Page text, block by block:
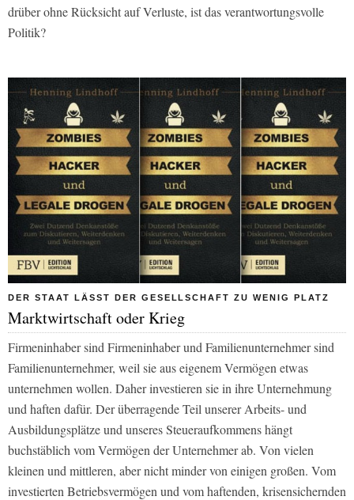
drüber ohne Rücksicht auf Verluste, ist das verantwortungsvolle
Politik?
DER STAAT LÄSST DER GESELLSCHAFT ZU WENIG PLATZ
Marktwirtschaft oder Krieg
Firmeninhaber sind Firmeninhaber und Familienunternehmer sind
Familienunternehmer, weil sie aus eigenem Vermögen etwas
unternehmen wollen. Daher investieren sie in ihre Unternehmung
und haften dafür. Der überragende Teil unserer Arbeits- und
Ausbildungsplätze und unseres Steueraufkommens hängt
buchstäblich vom Vermögen der Unternehmer ab. Von vielen
kleinen und mittleren, aber nicht minder von einigen großen. Vom
investierten Betriebsvermögen und vom haftenden, krisensichernden